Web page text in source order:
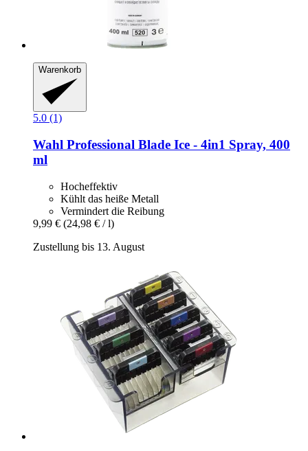
Warenkorb
5.0 (1)
Wahl Professional Blade Ice -​ 4in1 Spray, 400
ml
Hocheffektiv
Kühlt das heiße Metall
Vermindert die Reibung
9,99 € (24,98 € / l)
Zustellung bis 13. August